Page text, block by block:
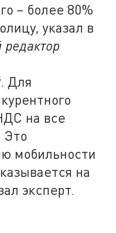
– более 80%
указал в
редактор
. Для
на все
Это
мобильности
на
эксперт.